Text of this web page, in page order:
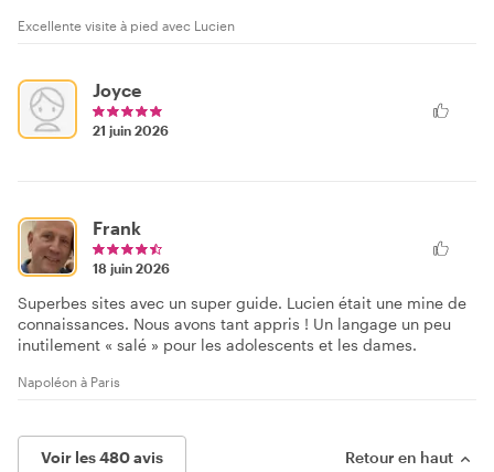
Excellente visite à pied avec Lucien
Joyce
21 juin 2026
Frank
18 juin 2026
Superbes sites avec un super guide. Lucien était une mine de
connaissances. Nous avons tant appris ! Un langage un peu
inutilement « salé » pour les adolescents et les dames.
Napoléon à Paris
Voir les 480 avis Retour en haut